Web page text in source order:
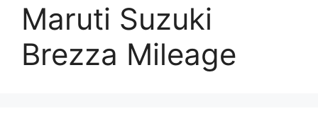
Maruti Suzuki
Brezza Mileage